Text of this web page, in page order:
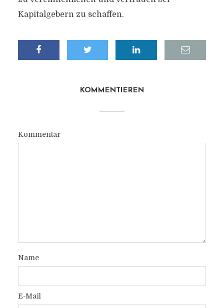
Kapitalgebern zu schaffen.
KOMMENTIEREN
Kommentar
Name
E-Mail